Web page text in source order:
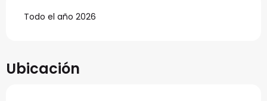
Todo el año 2026
Ubicación